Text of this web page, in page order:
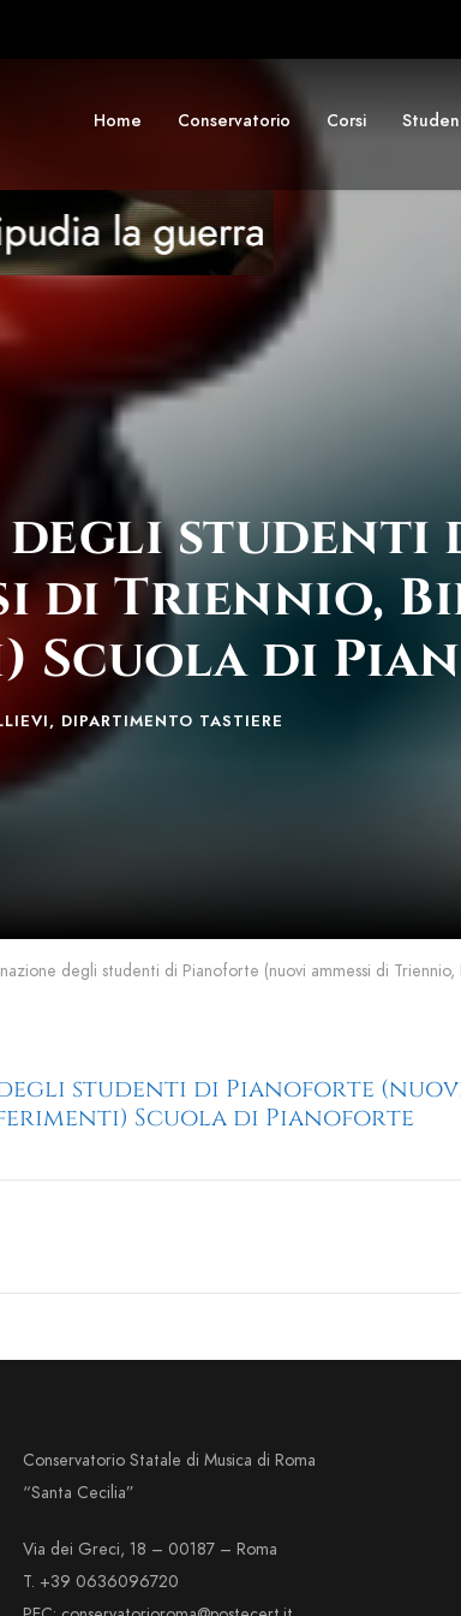
Home Conservatorio Corsi
degli
di Triennio,
Scuola di
, DIPARTIMENTO TASTIERE
degli studenti di Pianoforte (nuovi ammessi di
studenti di Pianoforte
Scuola di Pianoforte
Conservatorio Statale di Musica di Roma
“Santa Cecilia”
Via dei Greci, 18 – 00187 – Roma
T. +39 0636096720